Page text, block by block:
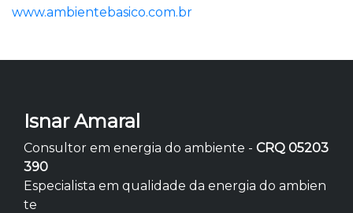
www.ambientebasico.com.br
Isnar Amaral
Consultor em energia do ambiente - CRQ 05203
390
Especialista em qualidade da energia do ambien
te